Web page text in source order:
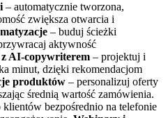
– automatycznie tworzona,
zwiększa otwarcia i
– buduj ścieżki
aktywność
AI‑copywriterem – projektuj i
minut, dzięki rekomendacjom
produktów – personalizuj oferty
średnią wartość zamówienia.
bezpośrednio na telefonie